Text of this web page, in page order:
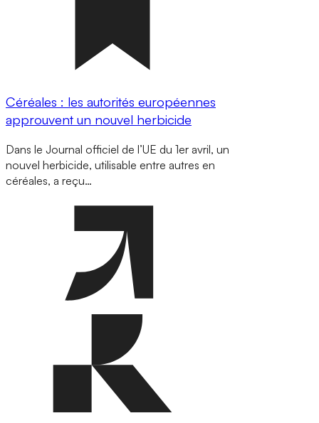
Céréales : les autorités européennes
approuvent un nouvel herbicide
Dans le Journal officiel de l’UE du 1er avril, un
nouvel herbicide, utilisable entre autres en
céréales, a reçu…